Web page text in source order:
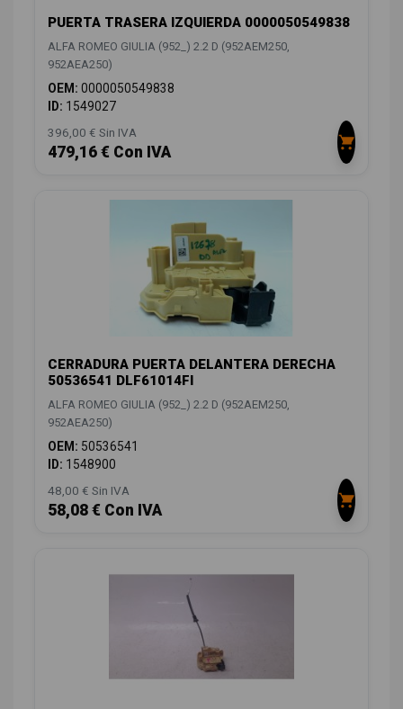
PUERTA TRASERA IZQUIERDA 0000050549838
ALFA ROMEO GIULIA (952_) 2.2 D (952AEM250,
952AEA250)
OEM: 0000050549838
ID: 1549027
396,00 € Sin IVA
479,16 € Con IVA
CERRADURA PUERTA DELANTERA DERECHA
50536541 DLF61014FI
ALFA ROMEO GIULIA (952_) 2.2 D (952AEM250,
952AEA250)
OEM: 50536541
ID: 1548900
48,00 € Sin IVA
58,08 € Con IVA